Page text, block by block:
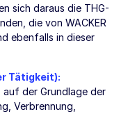
sich daraus die THG-
die von WACKER
ebenfalls in dieser
Tätigkeit):
der Grundlage der
Verbrennung,